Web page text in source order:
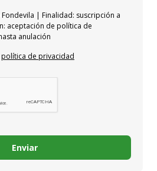
| Finalidad: suscripción a
aceptación de política de
anulación
política de privacidad
Enviar